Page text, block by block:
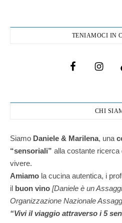
TENIAMOCI IN
CHI
Siamo Daniele & Marilena, una
“sensoriali” alla costante
vivere.
Amiamo la cucina autentica, i
il buon vino [Daniele è un
Organizzazione Nazionale
“Vivi il viaggio attraverso i 5